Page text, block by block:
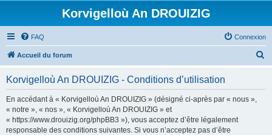
Korvigelloù An DROUIZIG
FAQ Connexion
Accueil du forum
Korvigelloù An DROUIZIG - Conditions d’utilisation
En accédant à « Korvigelloù An DROUIZIG » (désigné ci-après par « nous »,
« notre », « nos », « Korvigelloù An DROUIZIG » et
« https://www.drouizig.org/phpBB3 »), vous acceptez d’être légalement
responsable des conditions suivantes. Si vous n’acceptez pas d’être